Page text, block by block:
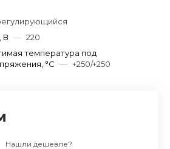
В — 220
температура под
°C — +250/+250
Нашли дешевле?